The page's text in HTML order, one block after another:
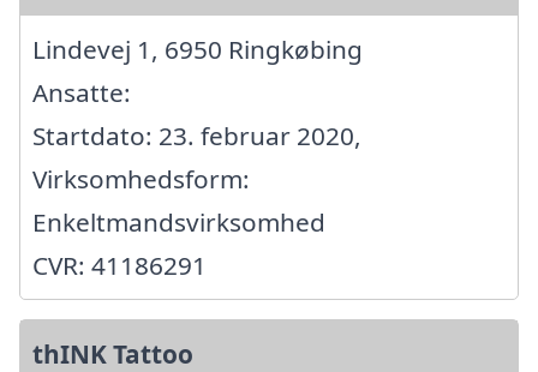
Lindevej 1, 6950 Ringkøbing
Ansatte:
Startdato: 23. februar 2020,
Virksomhedsform:
Enkeltmandsvirksomhed
CVR: 41186291
thINK Tattoo